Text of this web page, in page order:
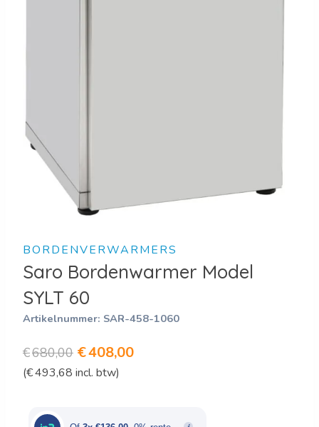
BORDENVERWARMERS
Saro Bordenwarmer Model
SYLT 60
Artikelnummer: SAR-458-1060
€680,00 Oorspronkelijke
prijs
€680,00.
€408,00Huidige
€408,00.
(€493,68 incl. btw)